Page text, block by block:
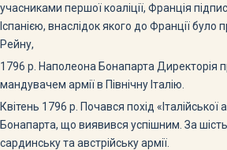
учасниками першої коаліції, Франція
Іспанією, внаслідок якого до Франції було
Рейну,
1796 р. Наполеона Бонапарта Директорія
мандувачем армії в Північну Італію.
Квітень 1796 р. Почався похід «Італійської
Бонапарта, що виявився успішним. За
сардинську та австрійську армії.